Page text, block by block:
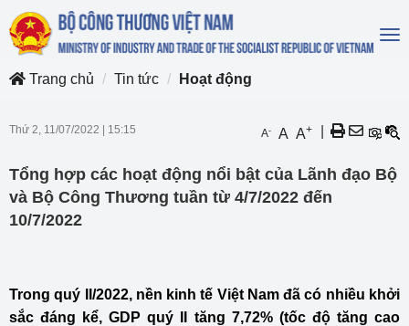
Trang chủ
Tin tức Hoạt động
Thứ 2, 11/07/2022 15:15 A- A A+
Tổng hợp các hoạt động nổi bật của Lãnh đạo Bộ
và Bộ Công Thương tuần từ 4/7/2022 đến
10/7/2022
Trong quý II/2022, nền kinh tế Việt Nam đã có nhiều khởi
sắc đáng kể, GDP quý II tăng 7,72% (tốc độ tăng cao